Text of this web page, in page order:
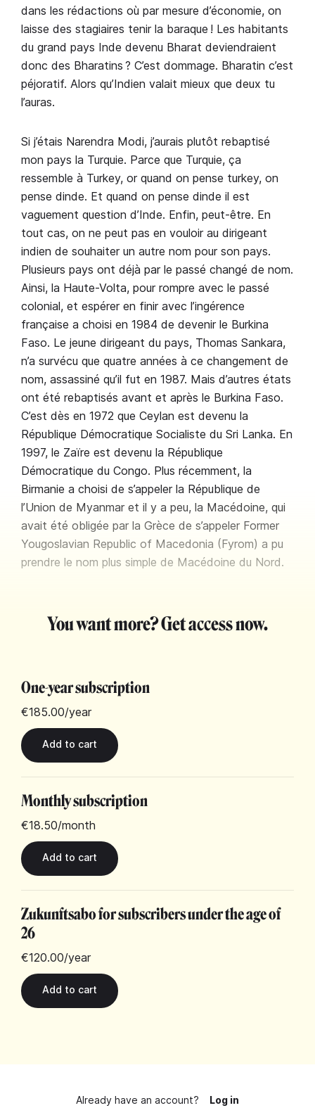
dans les rédactions où par mesure d’économie, on
laisse des stagiaires tenir la baraque ! Les habitants
du grand pays Inde devenu Bharat deviendraient
donc des Bharatins ? C’est dommage. Bharatin c’est
péjoratif. Alors qu’Indien valait mieux que deux tu
l’auras.
Si j’étais Narendra Modi, j’aurais plutôt rebaptisé
mon pays la Turquie. Parce que Turquie, ça
ressemble à Turkey, or quand on pense turkey, on
pense dinde. Et quand on pense dinde il est
vaguement question d’Inde. Enfin, peut-être. En
tout cas, on ne peut pas en vouloir au dirigeant
indien de souhaiter un autre nom pour son pays.
Plusieurs pays ont déjà par le passé changé de nom.
Ainsi, la Haute-Volta, pour rompre avec le passé
colonial, et espérer en finir avec l’ingérence
française a choisi en 1984 de devenir le Burkina
Faso. Le jeune dirigeant du pays, Thomas Sankara,
n’a survécu que quatre années à ce changement de
nom, assassiné qu’il fut en 1987. Mais d’autres états
ont été rebaptisés avant et après le Burkina Faso.
C’est dès en 1972 que Ceylan est devenu la
République Démocratique Socialiste du Sri Lanka. En
1997, le Zaïre est devenu la République
Démocratique du Congo. Plus récemment, la
Birmanie a choisi de s’appeler la République de
l’Union de Myanmar et il y a peu, la Macédoine, qui
avait été obligée par la Grèce de s’appeler Former
Yougoslavian Republic of Macedonia (Fyrom) a pu
prendre le nom plus simple de Macédoine du Nord.
You want more? Get access now.
One-year subscription
€185.00/year
Monthly subscription
€18.50/month
Zukunftsabo for subscribers under the age of
26
€120.00/year
Already have an account? Log in